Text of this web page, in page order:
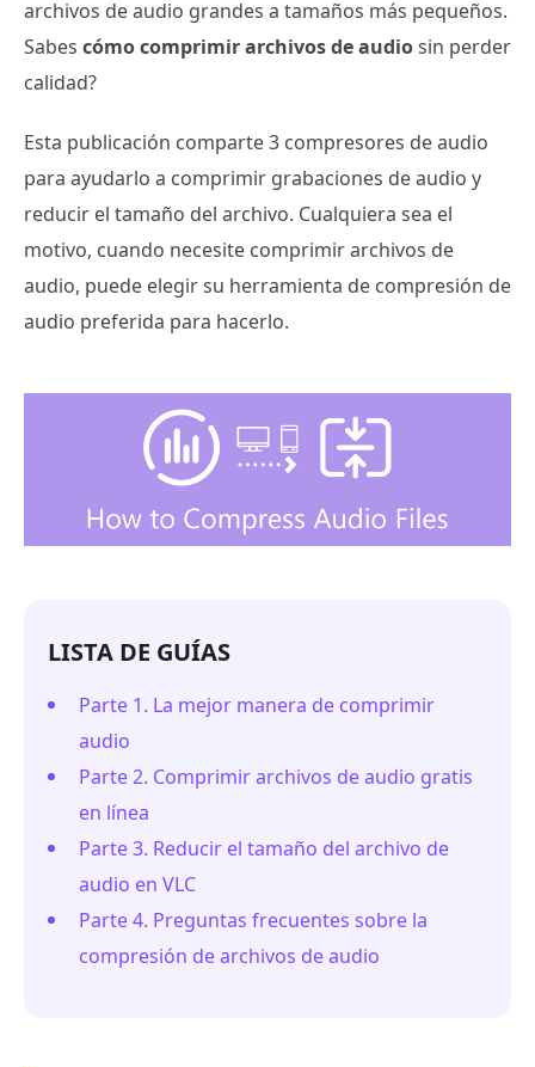
archivos de audio grandes a tamaños más pequeños.
Sabes cómo comprimir archivos de audiosin perder
calidad?
Esta publicación comparte 3 compresores de audio
para ayudarlo a comprimir grabaciones de audio y
reducir el tamaño del archivo. Cualquiera sea el
motivo, cuando necesite comprimir archivos de
audio, puede elegir su herramienta de compresión de
audio preferida para hacerlo.
LISTA DE GUÍAS
Parte 1. La mejor manera de comprimir
audio
Parte 2. Comprimir archivos de audio gratis
en línea
Parte 3. Reducir el tamaño del archivo de
audio en VLC
Parte 4. Preguntas frecuentes sobre la
compresión de archivos de audio